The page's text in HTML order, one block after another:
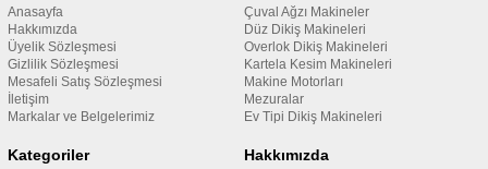
Anasayfa
Hakkımızda
Üyelik Sözleşmesi
Gizlilik Sözleşmesi
Mesafeli Satış Sözleşmesi
İletişim
Markalar ve Belgelerimiz
Çuval Ağzı Makineler
Düz Dikiş Makineleri
Overlok Dikiş Makineleri
Kartela Kesim Makineleri
Makine Motorları
Mezuralar
Ev Tipi Dikiş Makineleri
Kategoriler Hakkımızda